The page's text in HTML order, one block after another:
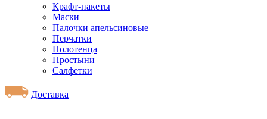
Крафт-пакеты
Маски
Палочки апельсиновые
Перчатки
Полотенца
Простыни
Салфетки
Доставка